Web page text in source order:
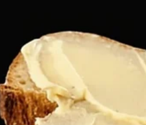
su navikli da budu snažni i
snaga nije u tome da nikada
potrebno. Neki odnosi će kroz
su dugo bile potisnute, dok
nema zajedničkog pravca.